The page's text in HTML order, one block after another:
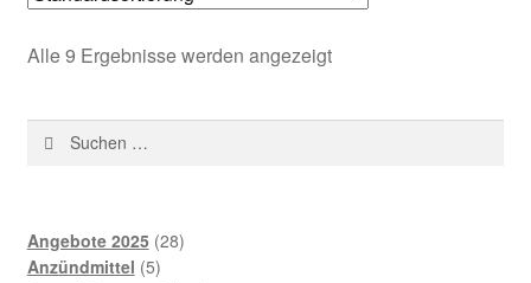
Alle 9 Ergebnisse werden angezeigt
Suchen
nach:
Angebote 2025 2828
Anzündmittel 55